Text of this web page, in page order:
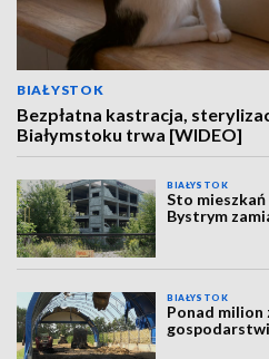
BIAŁYSTOK
Bezpłatna kastracja,
Białymstoku trwa [WIDEO]
BIAŁYSTOK
Sto mieszkań
Bystrym
BIAŁYSTOK
Ponad milion